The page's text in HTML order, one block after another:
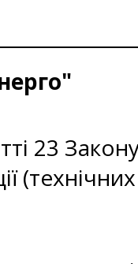
23
(технічних